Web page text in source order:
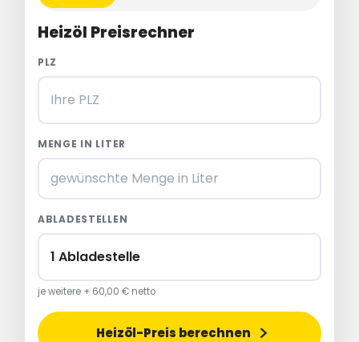
Heizöl Preisrechner
PLZ
MENGE IN LITER
ABLADESTELLEN
je weitere + 60,00 € netto
Heizöl-Preis berechnen